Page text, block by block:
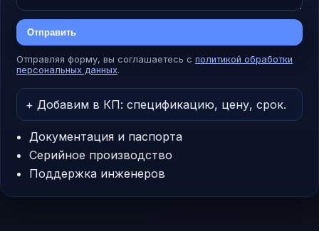
Отправить
Отправляя форму, вы соглашаетесь с политикой обработки
персональных данных.
+ Добавим в КП: спецификацию, цену, срок.
Документация и паспорта
Серийное производство
Поддержка инженеров